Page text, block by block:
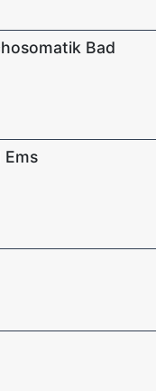
Bad
Ems